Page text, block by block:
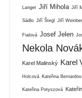
Langer Jiří Mihola Jiří
Sádlo Jiří Štegl Jiří
Fialová Josef Jelen
Nekola
Karel Malinský Karel
Holcová Kateřina
Kateřina Potyszová